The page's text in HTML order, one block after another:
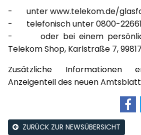
- unter www.telekom.de/
- telefonisch unter 0800-
- oder bei einem
Telekom Shop, Karlstraße 7,
Zusätzliche
Anzeigenteil des neuen
ZURÜCK ZUR NEWSÜBERSICHT